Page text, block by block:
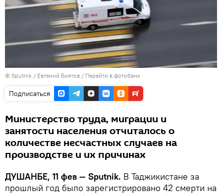
© Sputnik / Евгений Биятов / Перейти в фотобанк
Подписаться
Министерство труда, миграции и
занятости населения отчиталось о
количестве несчастных случаев на
производстве и их причинах
ДУШАНБЕ, 11 фев — Sputnik. В Таджикистане за
прошлый год было зарегистрировано 42 смерти на